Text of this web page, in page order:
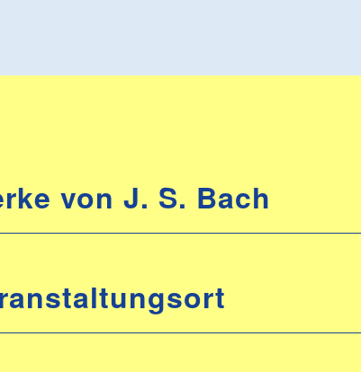
von J. S. Bach